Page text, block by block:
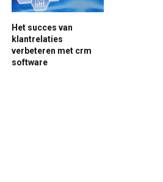
Het succes van
klantrelaties
verbeteren met crm
software